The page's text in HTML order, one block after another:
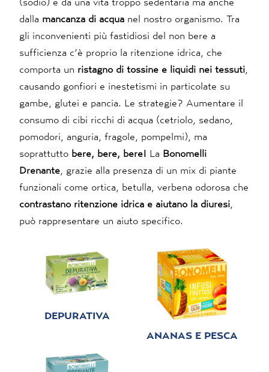
dalla mancanza di acqua nel nostro organismo. Tra
gli inconvenienti più fastidiosi del non bere a
sufficienza c’è proprio la ritenzione idrica, che
comporta un ristagno di tossine e liquidi nei tessuti
causando gonfiori e inestetismi in particolate su
gambe, glutei e pancia. Le strategie? Aumentare il
consumo di cibi ricchi di acqua (cetriolo, sedano,
pomodori, anguria, fragole, pompelmi), ma
soprattutto bere, bere, bere! La Bonomelli
Drenante , grazie alla presenza di un mix di piante
funzionali come ortica, betulla, verbena odorosa che
contrastano ritenzione idrica e aiutano la diuresi
può rappresentare un aiuto specifico.
DEPURATIVA
ANANAS E PESCA